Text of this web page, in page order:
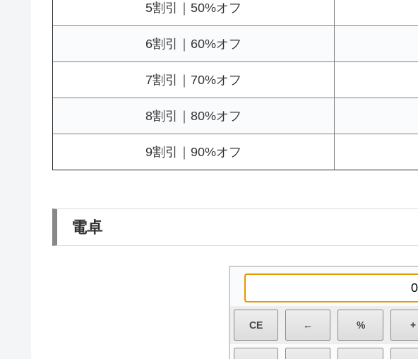
5割引｜50%オフ
6割引｜60%オフ
7割引｜70%オフ
8割引｜80%オフ
9割引｜90%オフ
電卓